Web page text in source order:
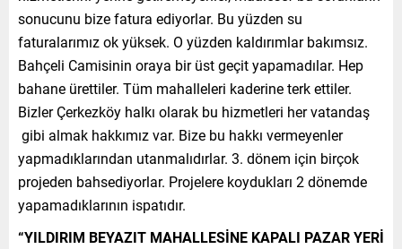
sonucunu bize fatura ediyorlar. Bu yüzden su
faturalarımız ok yüksek. O yüzden kaldırımlar bakımsız.
Bahçeli Camisinin oraya bir üst geçit yapamadılar. Hep
bahane ürettiler. Tüm mahalleleri kaderine terk ettiler.
Bizler Çerkezköy halkı olarak bu hizmetleri her vatandaş
gibi almak hakkımız var. Bize bu hakkı vermeyenler
yapmadıklarından utanmalıdırlar. 3. dönem için birçok
projeden bahsediyorlar. Projelere koydukları 2 dönemde
yapamadıklarının ispatıdır.
“YILDIRIM BEYAZIT MAHALLESİNE KAPALI PAZAR YERİ